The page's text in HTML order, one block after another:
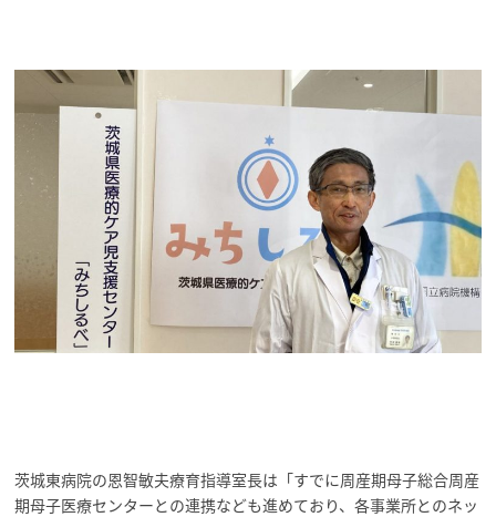
茨城東病院の恩智敏夫療育指導室長は「すでに周産期母子総合周産
期母子医療センターとの連携なども進めており、各事業所とのネッ